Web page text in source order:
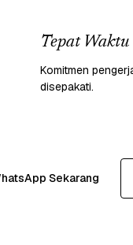
Tepat Waktu
Komitmen
disepakati.
Sekarang